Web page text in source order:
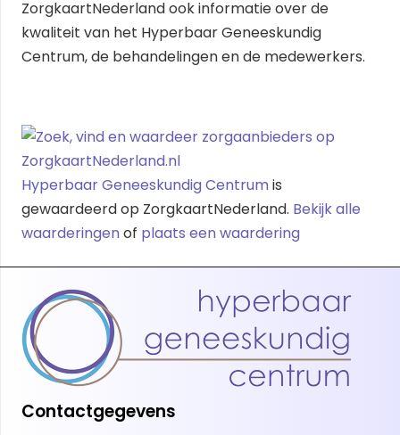
ZorgkaartNederland ook informatie over de
kwaliteit van het Hyperbaar Geneeskundig
Centrum, de behandelingen en de medewerkers.
Hyperbaar Geneeskundig Centrum is
gewaardeerd op ZorgkaartNederland. Bekijk alle
waarderingen of plaats een waardering
Contactgegevens